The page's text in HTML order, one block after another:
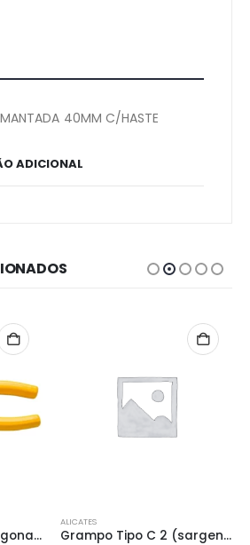
40MM C/HASTE
ADICIONAL
Alicate de Corte Diagonal 6” Amarelo
ALICATES
Grampo Tipo C 2 (sargento) Dtools